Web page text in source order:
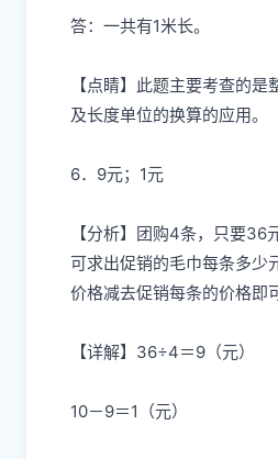
答：一共有1米长。
【点睛】此题主要考查的
及长度单位的换算的应用。
6．9元；1元
【分析】团购4条，只要
可求出促销的毛巾每条多少
价格减去促销每条的价格即
【详解】36÷4＝9（元）
10－9＝1（元）